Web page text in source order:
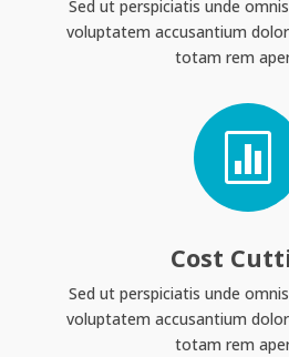
Sed ut perspiciatis unde
voluptatem accusantium
totam rem

Cost
Sed ut perspiciatis unde
voluptatem accusantium
totam rem